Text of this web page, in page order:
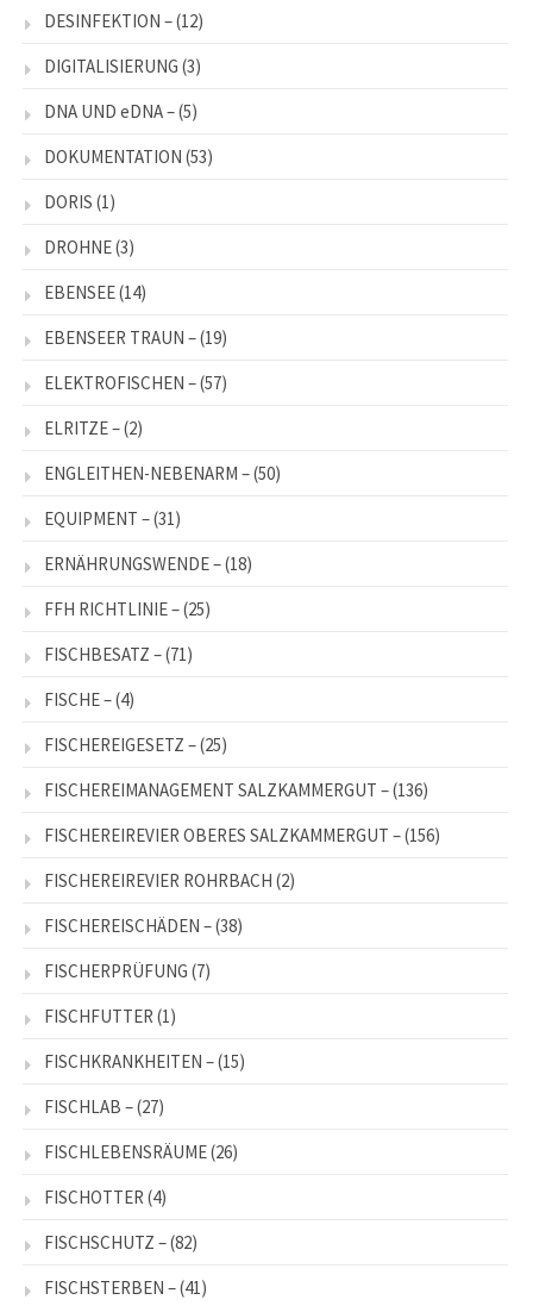
DESINFEKTION –(12)
DIGITALISIERUNG (3)
DNA UND eDNA –(5)
DOKUMENTATION (53)
DORIS (1)
DROHNE(3)
EBENSEE(14)
EBENSEER TRAUN –(19)
ELEKTROFISCHEN –(57)
ELRITZE –(2)
ENGLEITHEN-NEBENARM –(50)
EQUIPMENT –(31)
ERNÄHRUNGSWENDE –(18)
FFH RICHTLINIE –(25)
FISCHBESATZ –(71)
FISCHE –(4)
FISCHEREIGESETZ –(25)
FISCHEREIMANAGEMENT SALZKAMMERGUT –(136)
FISCHEREIREVIER OBERES SALZKAMMERGUT –(156)
FISCHEREIREVIER ROHRBACH (2)
FISCHEREISCHÄDEN –(38)
FISCHERPRÜFUNG (7)
FISCHFUTTER (1)
FISCHKRANKHEITEN –(15)
FISCHLAB –(27)
FISCHLEBENSRÄUME(26)
FISCHOTTER (4)
FISCHSCHUTZ –(82)
FISCHSTERBEN –(41)